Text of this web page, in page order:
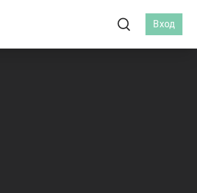
Вход